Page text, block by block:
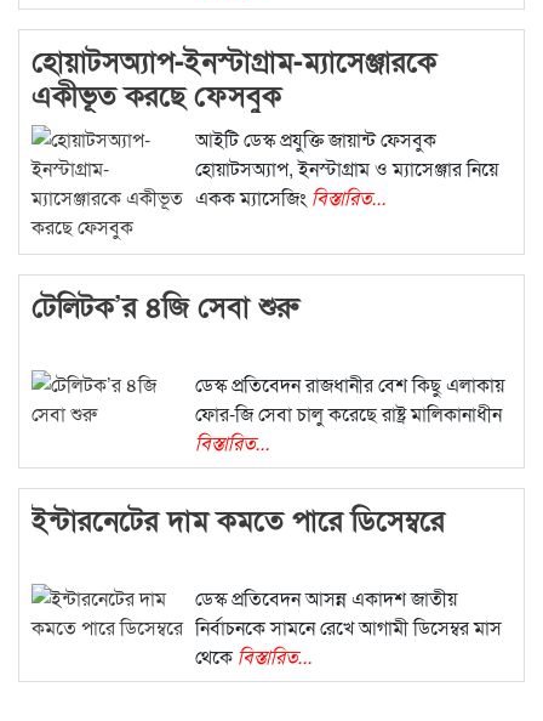
হোয়াটসঅ্যাপ-ইনস্টাগ্রাম-ম্যাসেঞ্জারকে
একীভূত করছে ফেসবুক
আইটি ডেস্ক প্রযুক্তি জায়ান্ট ফেসবুক
হোয়াটসঅ্যাপ, ইনস্টাগ্রাম ও ম্যাসেঞ্জার নিয়ে
একক ম্যাসেজিং বিস্তারিত...
টেলিটক’র ৪জি সেবা শুরু
ডেস্ক প্রতিবেদন রাজধানীর বেশ কিছু এলাকায়
ফোর-জি সেবা চালু করেছে রাষ্ট্র মালিকানাধীন
বিস্তারিত...
ইন্টারনেটের দাম কমতে পারে ডিসেম্বরে
ডেস্ক প্রতিবেদন আসন্ন একাদশ জাতীয়
নির্বাচনকে সামনে রেখে আগামী ডিসেম্বর মাস
থেকে বিস্তারিত...